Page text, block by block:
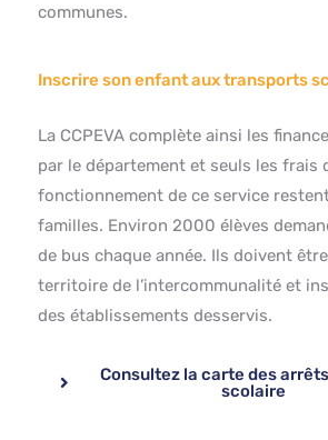
communes.
Inscrire son enfant aux transports
La CCPEVA complète ainsi les
par le département et seuls les frais
fonctionnement de ce service
familles. Environ 2000 élèves
de bus chaque année. Ils doivent
territoire de l’intercommunalité et
des établissements desservis.
Consultez la carte des
scolaire